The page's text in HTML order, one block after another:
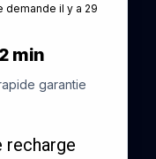
demande il y a 29
min
garantie
recharge